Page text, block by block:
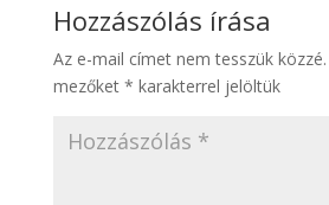
Hozzászólás írása
Az e-mail címet nem tesszük közzé.
mezőket * karakterrel jelöltük